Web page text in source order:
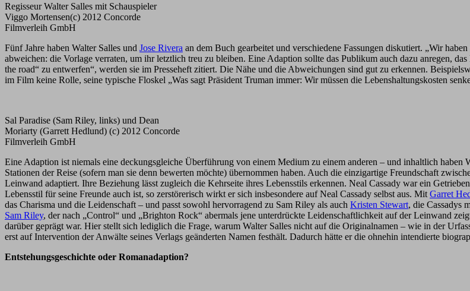
Regisseur Walter Salles mit Schauspieler
Viggo Mortensen(c) 2012 Concorde
Filmverleih GmbH
Fünf Jahre haben Walter Salles und Jose Rivera an dem Buch gearbeitet und verschiedene Fassungen diskutiert. „Wir
abweichen: die Vorlage verraten, um ihr letztlich treu zu bleiben. Eine Adaption sollte das Publikum auch dazu anregen,
the road“ zu entwerfen“, werden sie im Presseheft zitiert. Die Nähe und die Abweichungen sind gut zu erkennen.
im Film keine Rolle, seine typische Floskel „Was sagt Präsident Truman immer: Wir müssen die Lebenshaltungskosten
Sal Paradise (Sam Riley, links) und Dean
Moriarty (Garrett Hedlund) (c) 2012 Concorde
Filmverleih GmbH
Eine Adaption ist niemals eine deckungsgleiche Überführung von einem Medium zu einem anderen – und inhaltlich
Stationen der Reise (sofern man sie denn bewerten möchte) übernommen haben. Auch die einzigartige Freundschaft
Leinwand adaptiert. Ihre Beziehung lässt zugleich die Kehrseite ihres Lebensstils erkennen. Neal Cassady war ein
Lebensstil für seine Freunde auch ist, so zerstörerisch wirkt er sich insbesondere auf Neal Cassady selbst aus. Mit Garret
das Charisma und die Leidenschaft – und passt sowohl hervorragend zu Sam Riley als auch Kristen Stewart, die Cassadys
Sam Riley, der nach „Control“ und „Brighton Rock“ abermals jene unterdrückte Leidenschaftlichkeit auf der Leinwand
darüber geprägt war. Hier stellt sich lediglich die Frage, warum Walter Salles nicht auf die Originalnamen – wie in der
erst auf Intervention der Anwälte seines Verlags geänderten Namen festhält. Dadurch hätte er die ohnehin intendierte
Entstehungsgeschichte oder Romanadaption?